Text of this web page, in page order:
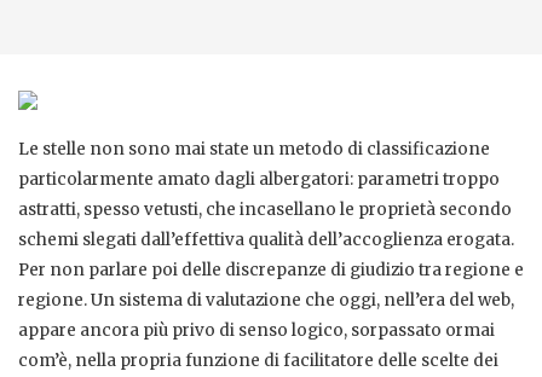
Le stelle non sono mai state un metodo di classificazione
particolarmente amato dagli albergatori: parametri troppo
astratti, spesso vetusti, che incasellano le proprietà secondo
schemi slegati dall’effettiva qualità dell’accoglienza erogata.
Per non parlare poi delle discrepanze di giudizio tra regione e
regione. Un sistema di valutazione che oggi, nell’era del web,
appare ancora più privo di senso logico, sorpassato ormai
com’è, nella propria funzione di facilitatore delle scelte dei